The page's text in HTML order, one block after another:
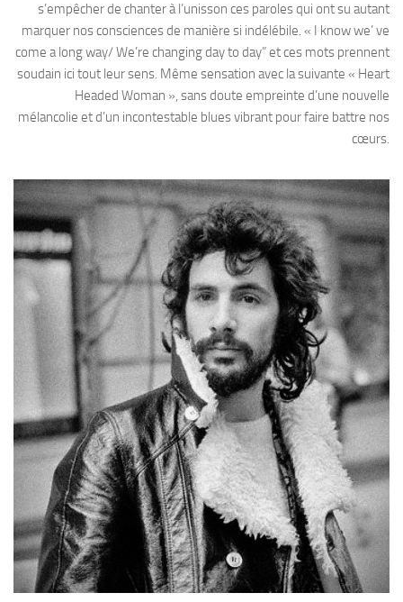
s’empêcher de chanter à l’unisson ces paroles qui ont su autant
marquer nos consciences de manière si indélébile. « I know we’ ve
come a long way/ We’re changing day to day” et ces mots prennent
soudain ici tout leur sens. Même sensation avec la suivante « Heart
Headed Woman », sans doute empreinte d’une nouvelle
mélancolie et d’un incontestable blues vibrant pour faire battre nos
cœurs.